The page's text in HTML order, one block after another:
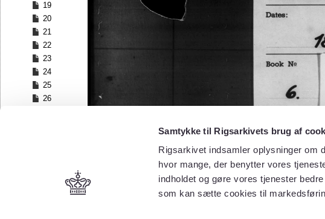
Samtykke til Rigsarkivets brug af
Rigsarkivet indsamler oplysninger om
hvor mange, der benytter vores
indholdet og gøre vores tjenester
som kan sætte cookies til
19
20
21
22
23
24
25
26